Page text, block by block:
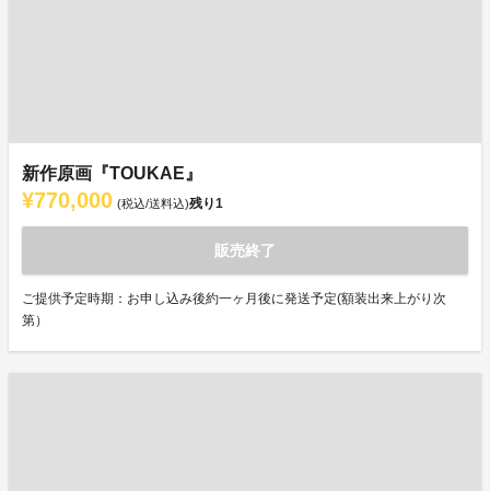
新作原画『TOUKAE』
¥770,000 (税込/送料込)残り1
販売終了
ご提供予定時期：お申し込み後約一ヶ月後に発送予定(額装出来上がり次
第）